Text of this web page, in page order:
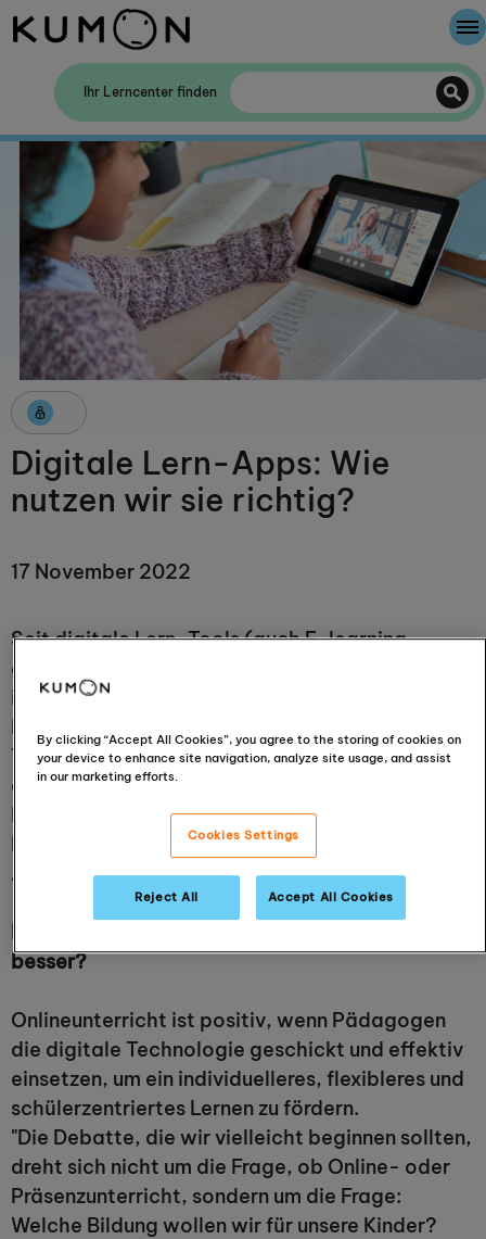
Ihr Lerncenter finden
Digitale Lern-Apps: Wie
nutzen wir sie richtig?
17 November 2022
Seit digitale Lern-Tools (auch E-learning
genannt) in das allgemeine Bildungssystem
integriert wurden, stellen sich Pädagogen und
Eltern oft die große Frage, ob sie die neuen
Technologien auch richtig und intelligent genug
einsetzen, um das Lernen der Kinder zu fördern.
Rafael Samper, pädagogischer Leiter von
KUMON Iberia, gibt uns in diesem Artikel die
Antwort.
besser?
Onlineunterricht ist positiv, wenn Pädagogen
die digitale Technologie geschickt und effektiv
einsetzen, um ein individuelleres, flexibleres und
schülerzentriertes Lernen zu fördern.
"Die Debatte, die wir vielleicht beginnen sollten,
dreht sich nicht um die Frage, ob Online- oder
Präsenzunterricht, sondern um die Frage:
Welche Bildung wollen wir für unsere Kinder?
Willkommen bei Kumon
Die Kumon-Methode
Die Geschichte von Kumon
By clicking “Accept All Cookies”, you agree to the storing of cookies on
your device to enhance site navigation, analyze site usage, and assist
in our marketing efforts.
Cookies Settings
Reject All Accept All Cookies